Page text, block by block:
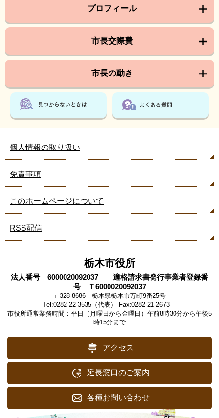
プロフィール
市長交際費
市長の動き
個人情報の取り扱い
免責事項
このホームページについて
RSS配信
栃木市役所
法人番号 6000020092037 適格請求書発行事業者登録番
号 Ｔ6000020092037
〒328-8686 栃木県栃木市万町9番25号
Tel:0282-22-3535（代表） Fax:0282-21-2673
市役所通常業務時間：平日（月曜日から金曜日）午前8時30分から午後5
時15分まで
アクセス
延長窓口のご案内
各種お問い合わせ